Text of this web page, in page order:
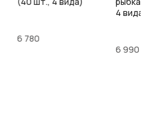
6 780
4 вида)
6 990